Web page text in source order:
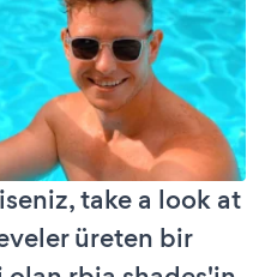
take a look at
üreten bir